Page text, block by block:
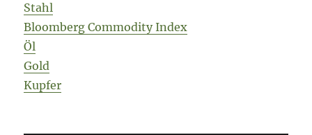
Stahl
Bloomberg Commodity Index
Öl
Gold
Kupfer